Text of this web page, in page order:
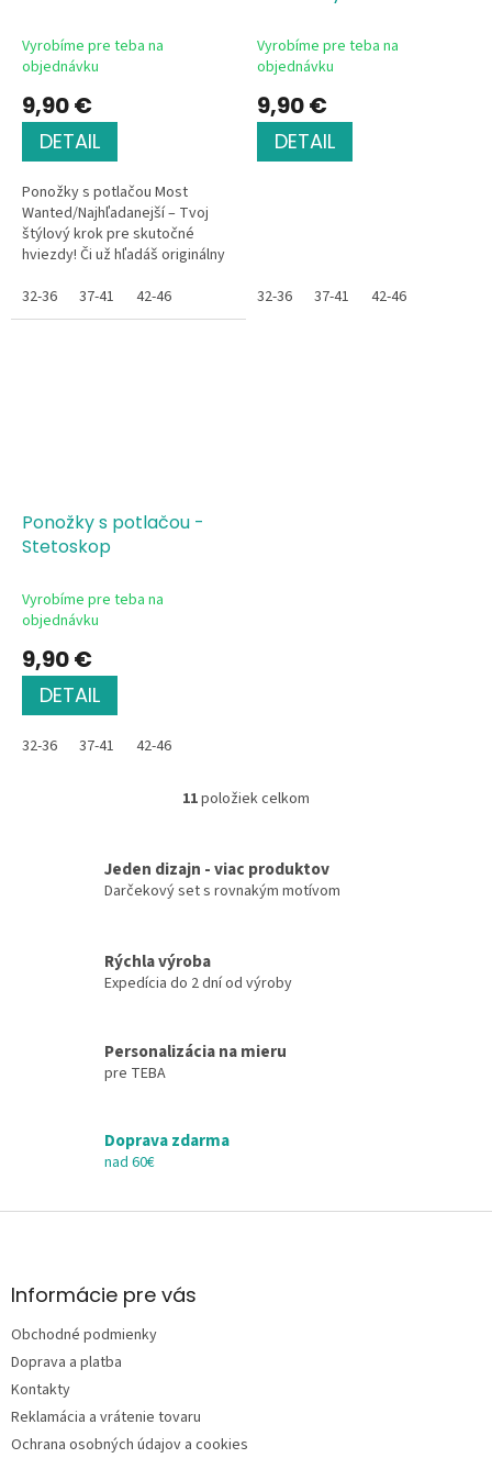
Vyrobíme pre teba na
objednávku
9,90 €
DETAIL
Ponožky s potlačou Most
Wanted/Najhľadanejší – Tvoj
štýlový krok pre skutočné
hviezdy! Či už hľadáš originálny
alebo chceš vtipne oživiť svoj
vlastný...
32-36 37-41 42-46
Vyrobíme pre teba na
objednávku
9,90 €
DETAIL
32-36 37-41 42-46
Ponožky s potlačou -
Stetoskop
Vyrobíme pre teba na
objednávku
9,90 €
DETAIL
32-36 37-41 42-46
O
á
d
e
p
k
u
11položiek celkom
Jeden dizajn - viac produktov
Darčekový set s rovnakým motívom
Rýchla výroba
Expedícia do 2 dní od výroby
Personalizácia na mieru
pre TEBA
Doprava zdarma
nad 60€
Z
ä
e
Informácie pre vás
Obchodné podmienky
Doprava a platba
Kontakty
Reklamácia a vrátenie tovaru
Ochrana osobných údajov a cookies